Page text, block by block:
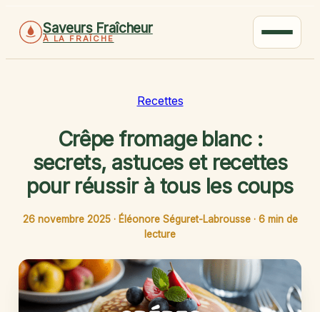
Saveurs Fraîcheur
À LA FRAÎCHE
Recettes
Crêpe fromage blanc :
secrets, astuces et recettes
pour réussir à tous les coups
26 novembre 2025 · Éléonore Séguret-Labrousse · 6 min de
lecture